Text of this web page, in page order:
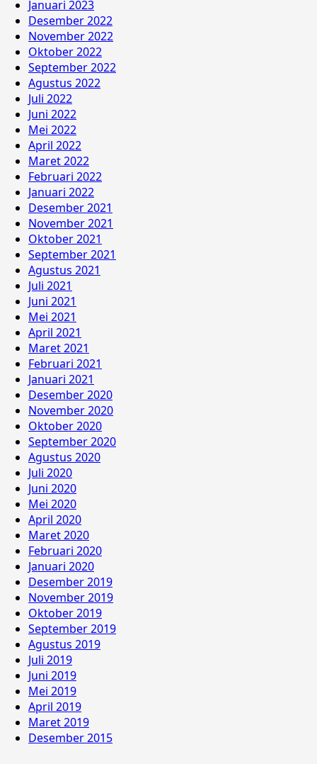
Januari 2023
Desember 2022
November 2022
Oktober 2022
September 2022
Agustus 2022
Juli 2022
Juni 2022
Mei 2022
April 2022
Maret 2022
Februari 2022
Januari 2022
Desember 2021
November 2021
Oktober 2021
September 2021
Agustus 2021
Juli 2021
Juni 2021
Mei 2021
April 2021
Maret 2021
Februari 2021
Januari 2021
Desember 2020
November 2020
Oktober 2020
September 2020
Agustus 2020
Juli 2020
Juni 2020
Mei 2020
April 2020
Maret 2020
Februari 2020
Januari 2020
Desember 2019
November 2019
Oktober 2019
September 2019
Agustus 2019
Juli 2019
Juni 2019
Mei 2019
April 2019
Maret 2019
Desember 2015